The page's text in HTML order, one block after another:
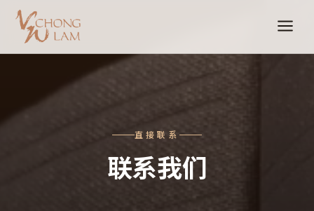
直接联系
联系我们